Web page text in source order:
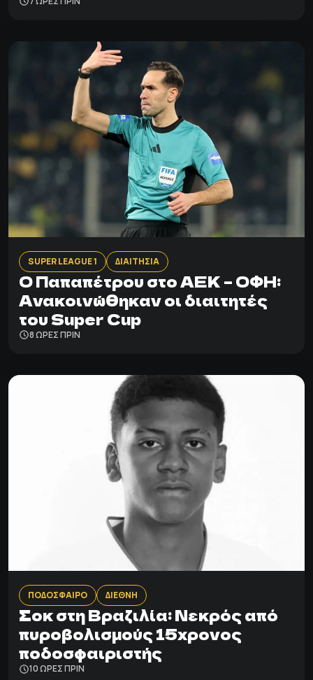
SUPER LEAGUE 1 ΔΙΑΙΤΗΣΙΑ
Ο Παπαπέτρου στο ΑΕΚ – ΟΦΗ:
Ανακοινώθηκαν οι διαιτητές
του Super Cup
8 ΩΡΕΣ ΠΡΙΝ
ΠΟΔΟΣΦΑΙΡΟ ΔΙΕΘΝΗ
Σοκ στη Βραζιλία: Νεκρός από
πυροβολισμούς 15χρονος
ποδοσφαιριστής
10 ΩΡΕΣ ΠΡΙΝ